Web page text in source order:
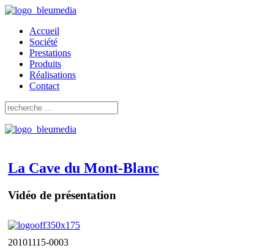
Accueil
Société
Prestations
Produits
Réalisations
Contact
La Cave du Mont-Blanc
Vidéo de présentation
20101115-0003